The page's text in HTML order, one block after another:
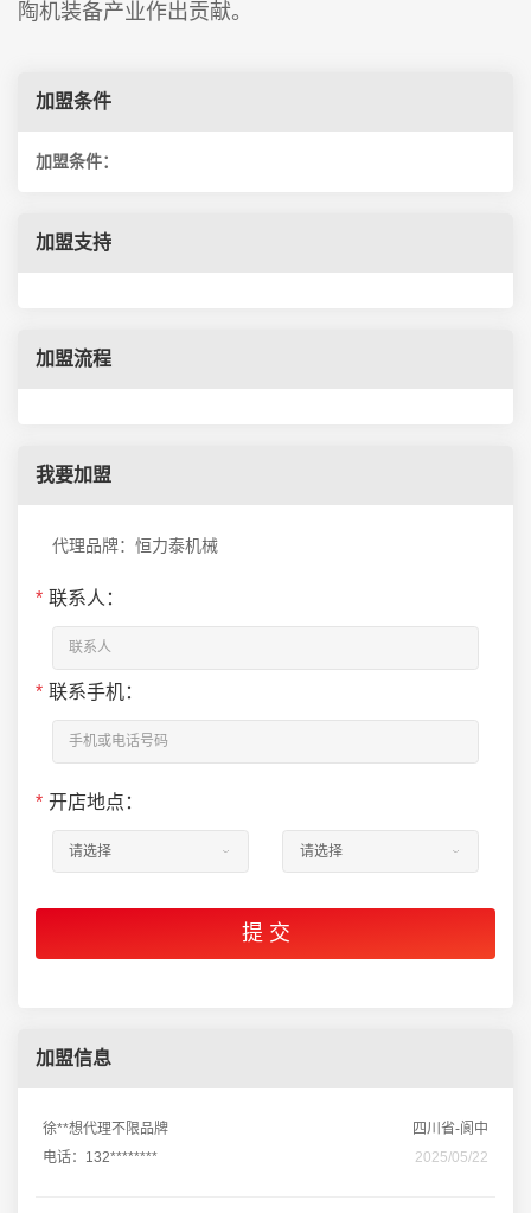
陶机装备产业作出贡献。
加盟条件
加盟条件：
加盟支持
加盟流程
我要加盟
代理品牌：恒力泰机械
* 联系人：
* 联系手机：
* 开店地点：
加盟信息
徐**想代理不限品牌
四川省-阆中
电话：132********
2025/05/22